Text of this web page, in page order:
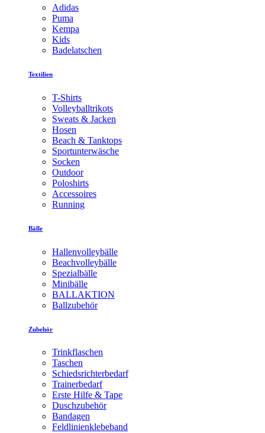
Adidas
Puma
Kempa
Kids
Badelatschen
Textilien
T-Shirts
Volleyballtrikots
Sweats & Jacken
Hosen
Beach & Tanktops
Sportunterwäsche
Socken
Outdoor
Poloshirts
Accessoires
Running
Bälle
Hallenvolleybälle
Beachvolleybälle
Spezialbälle
Minibälle
BALLAKTION
Ballzubehör
Zubehör
Trinkflaschen
Taschen
Schiedsrichterbedarf
Trainerbedarf
Erste Hilfe & Tape
Duschzubehör
Bandagen
Feldlinienklebeband